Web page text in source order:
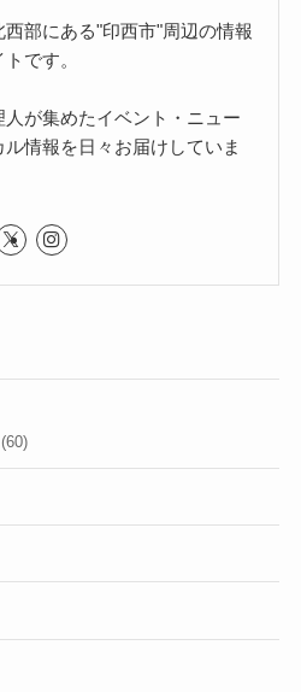
部にある"印西市"周辺の情報
です。
が集めたイベント・ニュー
情報を日々お届けしていま
(60)